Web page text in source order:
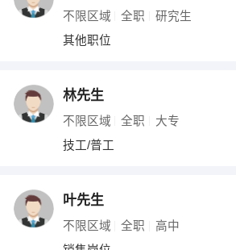
不限区域 全职 研究生
其他职位
林先生
不限区域 全职 大专
技工/普工
叶先生
不限区域 全职 高中